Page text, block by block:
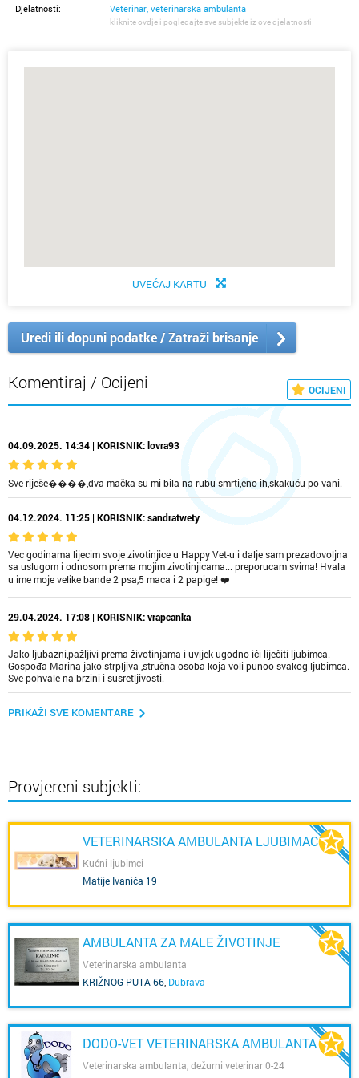
Djelatnosti: Veterinar, veterinarska ambulanta
kliknite ovdje i pogledajte sve subjekte iz ove djelatnosti
UVEĆAJ KARTU
Uredi ili dopuni podatke / Zatraži brisanje
Komentiraj / Ocijeni OCIJENI
04.09.2025. 14:34 | KORISNIK: lovra93
Sve riješe����,dva mačka su mi bila na rubu smrti,eno ih,skakuću po vani.
04.12.2024. 11:25 | KORISNIK: sandratwety
Vec godinama lijecim svoje zivotinjice u Happy Vet-u i dalje sam prezadovoljna
sa uslugom i odnosom prema mojim zivotinjicama... preporucam svima! Hvala
u ime moje velike bande 2 psa,5 maca i 2 papige! ❤️
29.04.2024. 17:08 | KORISNIK: vrapcanka
Jako ljubazni,pažljivi prema životinjama i uvijek ugodno ići liječiti ljubimca.
Gospođa Marina jako strpljiva ,stručna osoba koja voli punoo svakog ljubimca.
Sve pohvale na brzini i susretljivosti.
PRIKAŽI SVE KOMENTARE
Provjereni subjekti:
VETERINARSKA AMBULANTA LJUBIMAC
Kućni ljubimci
Matije Ivanića 19
AMBULANTA ZA MALE ŽIVOTINJE
Veterinarska ambulanta
KRIŽNOG PUTA 66 Dubrava
DODO-VET VETERINARSKA AMBULANTA
Veterinarska ambulanta, dežurni veterinar 0-24